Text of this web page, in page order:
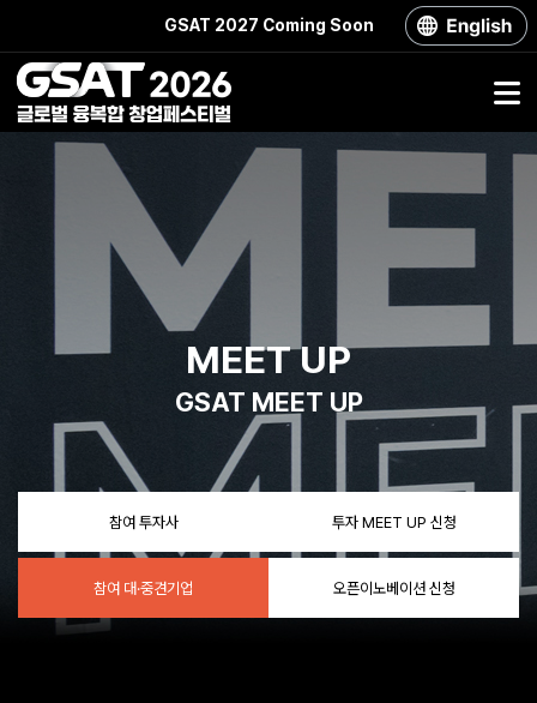
GSAT 2027 Coming Soon
MEET UP
GSAT MEET UP
참여 투자사 투자 MEET UP 신청
참여 대·중견기업 오픈이노베이션 신청